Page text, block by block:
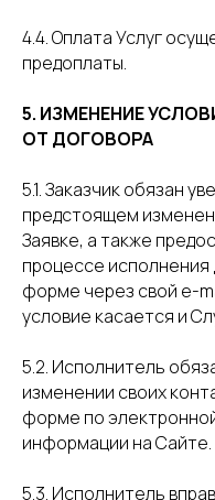
4.4. Оплата Услуг
предоплаты.
5. ИЗМЕНЕНИЕ
ОТ ДОГОВОРА
5.1. Заказчик обязан
предстоящем
Заявке, а также
процессе
форме через свой e-
условие касается и
5.2. Исполнитель
изменении своих
форме по
информации на Сайте.
5.3. Исполнитель